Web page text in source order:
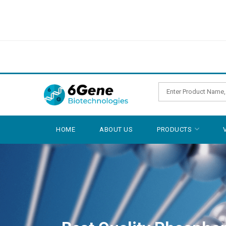
HOME ABOUT US PRODUCTS